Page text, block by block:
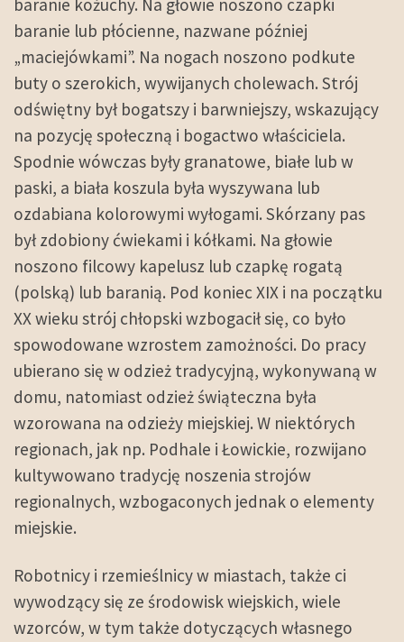
baranie kożuchy. Na głowie noszono czapki
baranie lub płócienne, nazwane później
„maciejówkami”. Na nogach noszono podkute
buty o szerokich, wywijanych cholewach. Strój
odświętny był bogatszy i barwniejszy, wskazujący
na pozycję społeczną i bogactwo właściciela.
Spodnie wówczas były granatowe, białe lub w
paski, a biała koszula była wyszywana lub
ozdabiana kolorowymi wyłogami. Skórzany pas
był zdobiony ćwiekami i kółkami. Na głowie
noszono filcowy kapelusz lub czapkę rogatą
(polską) lub baranią. Pod koniec XIX i na początku
XX wieku strój chłopski wzbogacił się, co było
spowodowane wzrostem zamożności. Do pracy
ubierano się w odzież tradycyjną, wykonywaną w
domu, natomiast odzież świąteczna była
wzorowana na odzieży miejskiej. W niektórych
regionach, jak np. Podhale i Łowickie, rozwijano
kultywowano tradycję noszenia strojów
regionalnych, wzbogaconych jednak o elementy
miejskie.
Robotnicy i rzemieślnicy w miastach, także ci
wywodzący się ze środowisk wiejskich, wiele
wzorców, w tym także dotyczących własnego